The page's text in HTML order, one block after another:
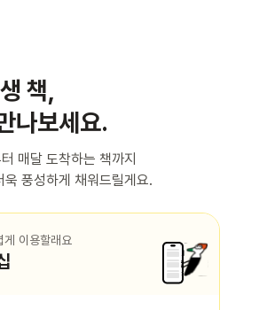
책,
나보세요.
매달 도착하는 책까지
풍성하게 채워드릴게요.
게 이용할래요